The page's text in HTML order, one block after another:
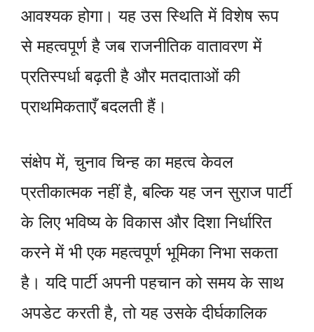
आवश्यक होगा। यह उस स्थिति में विशेष रूप
से महत्वपूर्ण है जब राजनीतिक वातावरण में
प्रतिस्पर्धा बढ़ती है और मतदाताओं की
प्राथमिकताएँ बदलती हैं।
संक्षेप में, चुनाव चिन्ह का महत्व केवल
प्रतीकात्मक नहीं है, बल्कि यह जन सुराज पार्टी
के लिए भविष्य के विकास और दिशा निर्धारित
करने में भी एक महत्वपूर्ण भूमिका निभा सकता
है। यदि पार्टी अपनी पहचान को समय के साथ
अपडेट करती है, तो यह उसके दीर्घकालिक